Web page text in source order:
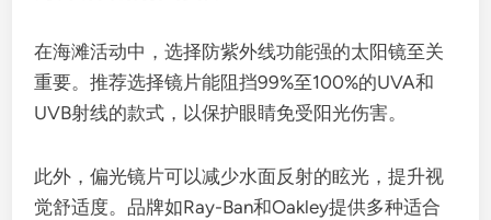
在海滩活动中，选择防紫外线功能强的太阳镜至关
重要。推荐选择镜片能阻挡99%至100%的UVA和
UVB射线的款式，以保护眼睛免受阳光伤害。
此外，偏光镜片可以减少水面反射的眩光，提升视
觉舒适度。品牌如Ray-Ban和Oakley提供多种适合